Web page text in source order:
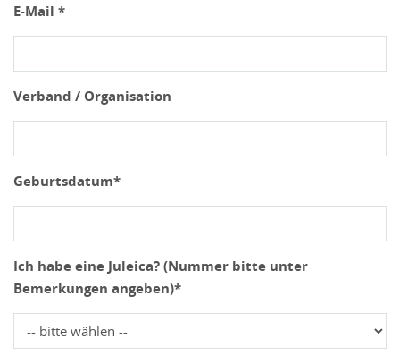
E-Mail *
Verband / Organisation
Geburtsdatum*
Ich habe eine Juleica? (Nummer bitte unter
Bemerkungen angeben)*